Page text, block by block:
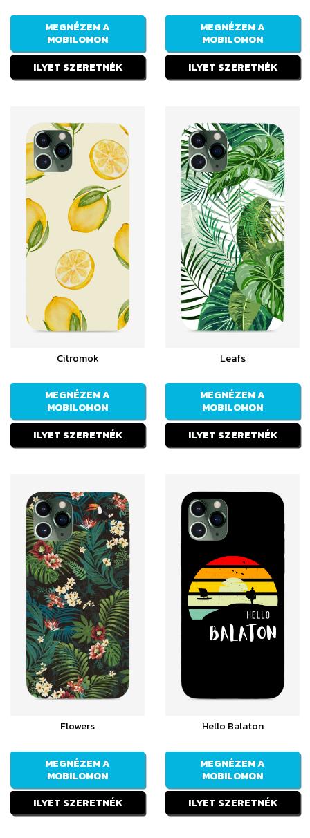
MEGNÉZEM A
MOBILOMON
ILYET SZERETNÉK
MEGNÉZEM A
MOBILOMON
ILYET SZERETNÉK
Citromok
MEGNÉZEM A
MOBILOMON
ILYET SZERETNÉK
Leafs
MEGNÉZEM A
MOBILOMON
ILYET SZERETNÉK
Flowers
MEGNÉZEM A
MOBILOMON
ILYET SZERETNÉK
Hello Balaton
MEGNÉZEM A
MOBILOMON
ILYET SZERETNÉK